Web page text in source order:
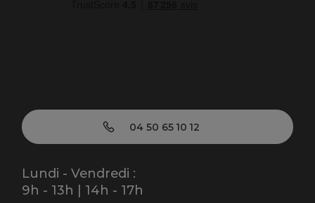
04 50 65 10 12
Lundi - Vendredi :
9h - 13h | 14h - 17h